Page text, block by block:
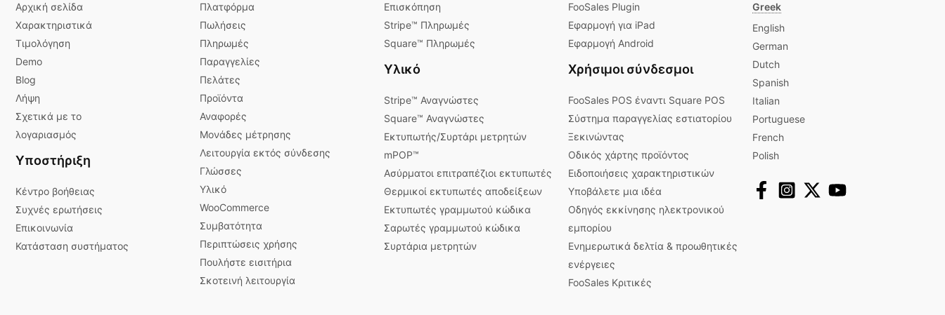
Αρχική σελίδα
Χαρακτηριστικά
Τιμολόγηση
Demo
Blog
Λήψη
Σχετικά με το
λογαριασμός
Υποστήριξη
Κέντρο βοήθειας
Συχνές ερωτήσεις
Επικοινωνία
Κατάσταση συστήματος
Πλατφόρμα
Πωλήσεις
Πληρωμές
Παραγγελίες
Πελάτες
Προϊόντα
Αναφορές
Μονάδες μέτρησης
Λειτουργία εκτός σύνδεσης
Γλώσσες
Υλικό
WooCommerce
Συμβατότητα
Περιπτώσεις χρήσης
Πουλήστε εισιτήρια
Σκοτεινή λειτουργία
Επισκόπηση
Stripe™ Πληρωμές
Square™ Πληρωμές
Υλικό
Stripe™ Αναγνώστες
Square™ Αναγνώστες
Εκτυπωτής/Συρτάρι μετρητών
mPOP™
Ασύρματοι επιτραπέζιοι εκτυπωτές
Θερμικοί εκτυπωτές αποδείξεων
Εκτυπωτές γραμμωτού κώδικα
Σαρωτές γραμμωτού κώδικα
Συρτάρια μετρητών
FooSales Plugin
Εφαρμογή για iPad
Εφαρμογή Android
Χρήσιμοι σύνδεσμοι
FooSales POS έναντι Square POS
Σύστημα παραγγελίας εστιατορίου
Ξεκινώντας
Οδικός χάρτης προϊόντος
Ειδοποιήσεις χαρακτηριστικών
Υποβάλετε μια ιδέα
Οδηγός εκκίνησης ηλεκτρονικού
εμπορίου
Ενημερωτικά δελτία & προωθητικές
ενέργειες
FooSales Κριτικές
Greek
English
German
Dutch
Spanish
Italian
Portuguese
French
Polish